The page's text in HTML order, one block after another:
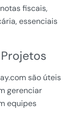
fiscais,
essenciais
são úteis
gerenciar
equipes